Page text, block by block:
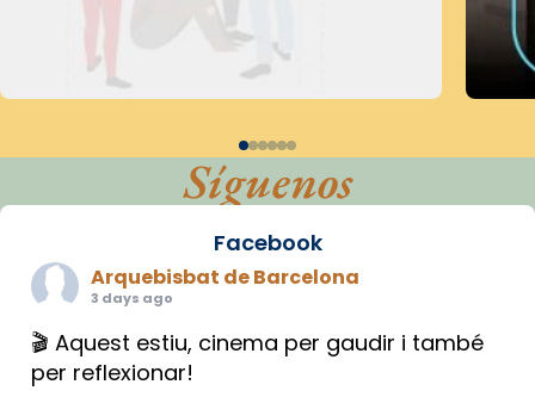
Síguenos
Facebook
Arquebisbat de Barcelona
3 days ago
🎬 Aquest estiu, cinema per gaudir i també
per reflexionar!